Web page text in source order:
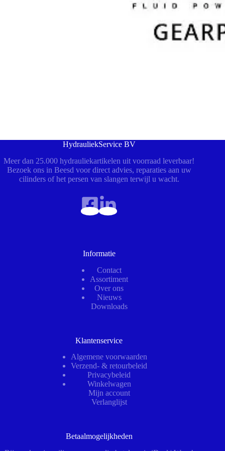
HydrauliekService BV
Meer dan 25.000 hydrauliekartikelen uit voorraad leverbaar!
Bezoek ons in Beesd voor direct advies, reparaties aan uw
cilinders of het persen van slangen terwijl u wacht.
Informatie
Contact
Assortiment
Over ons
Nieuws
Downloads
Klantenservice
Algemene voorwaarden
Verzend- & retourbeleid
Privacybeleid
Winkelwagen
Mijn account
Verlanglijst
Betaalmogelijkheden